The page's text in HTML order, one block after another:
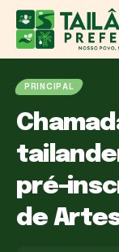
PRINCIPAL
pré-
de